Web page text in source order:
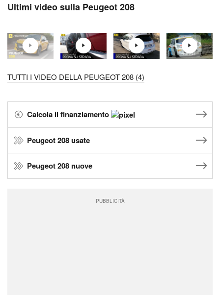
Ultimi video sulla Peugeot 208
TUTTI I VIDEO DELLA PEUGEOT 208 (4)
Calcola il finanziamento
Peugeot 208 usate
Peugeot 208 nuove
PUBBLICITÀ